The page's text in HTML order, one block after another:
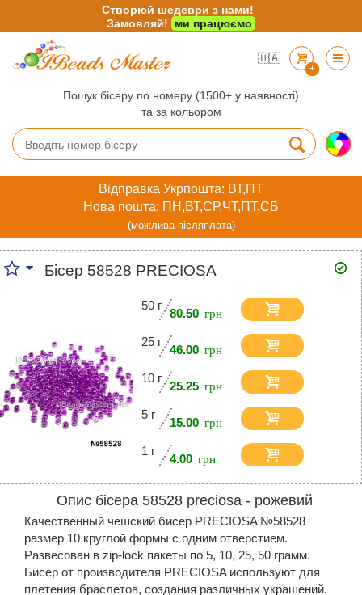
🇺🇦
+
Пошук бісеру по номеру (1500+ у наявності)
та за кольором
Відправка Укрпошта: ВТ,ПТ
Нова пошта: ПН,ВТ,СР,ЧТ,ПТ,СБ
(можлива післяплата)
Бісер 58528 PRECIOSA
50 г
80.50
25 г
46.00
10 г
25.25
5 г
15.00
1 г
4.00
Опис бісера 58528 preciosa - рожевий
Качественный чешский бисер PRECIOSA №58528
размер 10 круглой формы с одним отверстием.
Развесован в zip-lock пакеты по 5, 10, 25, 50 грамм.
Бисер от производителя PRECIOSA используют для
плетения браслетов, создания различных украшений.
Створюй шедеври з нами!
Замовляй!
ми працюємо